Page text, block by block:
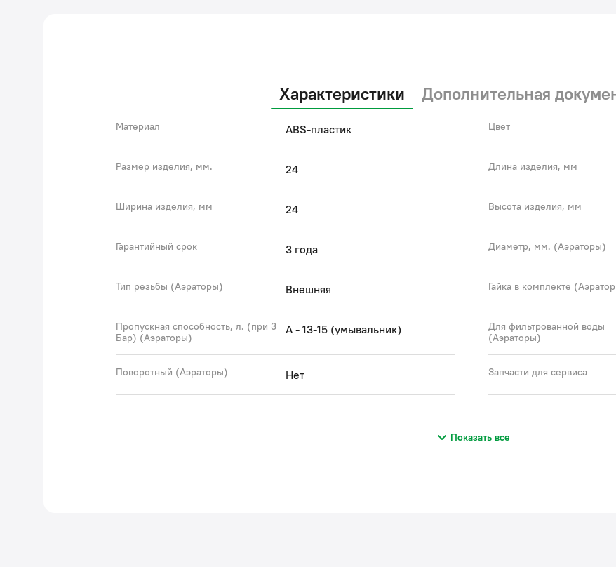
Характеристики Дополнительная
Материал ABS-пластик Цвет
Размер изделия, мм. 24 Длина изделия, мм
Ширина изделия, мм 24 Высота изделия, мм
Гарантийный срок 3 года Диаметр, мм. (Аэраторы)
Тип резьбы (Аэраторы) Внешняя Гайка в комплекте
Пропускная способность, л. (при 3
Бар) (Аэраторы)
A - 13-15 (умывальник)
Для фильтрованной воды
(Аэраторы)
Поворотный (Аэраторы) Нет Запчасти для сервиса
Показать все